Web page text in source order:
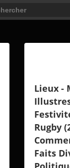
Lieux -
Rugby
Faits